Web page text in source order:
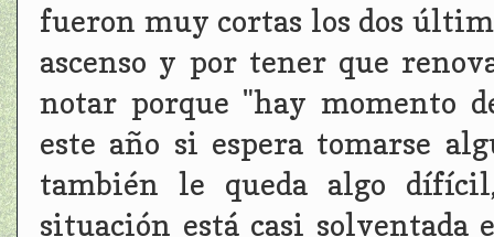
fueron muy cortas los dos
ascenso y por tener que
notar porque "hay momento
este año si espera tomarse
también le queda algo
situación está casi solventada